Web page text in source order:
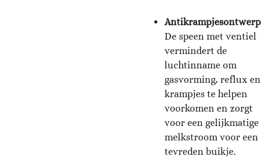
Antikrampjesontwerp
De speen met ventiel
vermindert de
luchtinname om
gasvorming, reflux en
krampjes te helpen
voorkomen en zorgt
voor een gelijkmatige
melkstroom voor een
tevreden buikje.